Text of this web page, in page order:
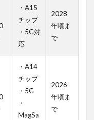
・A15
チップ
・5G対
応
2028
年頃ま
で
・A14
チップ
・5G
・
MagSa
2026
年頃ま
で